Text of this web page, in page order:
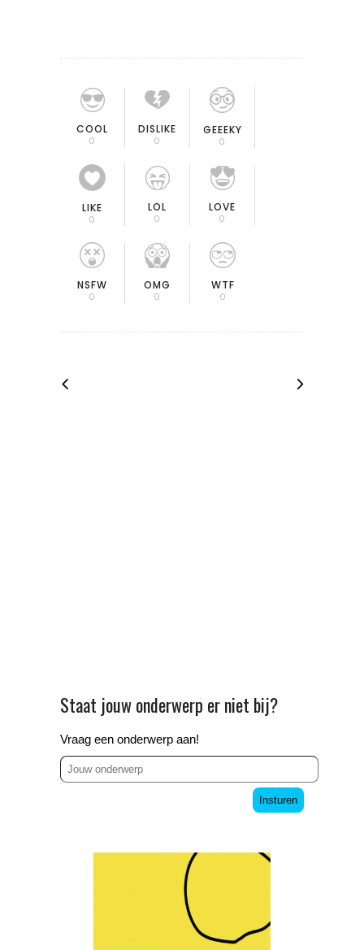
COOL
0
DISLIKE
0
GEEEKY
0
LIKE
0
LOL
0
LOVE
0
NSFW
0
OMG
0
WTF
0
Staat jouw onderwerp er niet bij?
Vraag een onderwerp aan!
Insturen